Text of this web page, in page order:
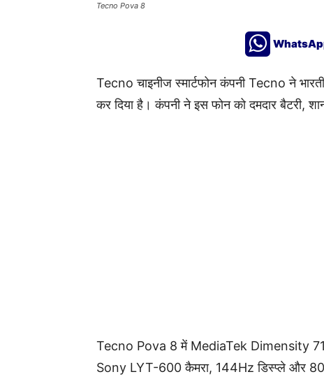
Tecno Pova 8
Tecno चाइनीज स्मार्टफोन कंपनी Tecno ने
कर दिया है। कंपनी ने इस फोन को दमदार बैटरी,
Tecno Pova 8 में MediaTek Dimensity
Sony LYT-600 कैमरा, 144Hz डिस्प्ले और